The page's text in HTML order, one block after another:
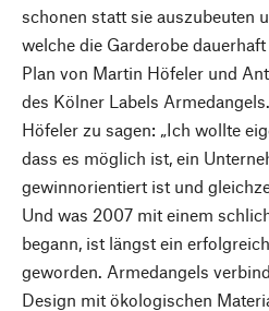
schonen statt sie auszubeuten
welche die Garderobe
Plan von Martin Höfeler und
des Kölner Labels
Höfeler zu sagen: „Ich wollte
dass es möglich ist, ein
gewinnorientiert ist und
Und was 2007 mit einem
begann, ist längst ein
geworden. Armedangels
Design mit ökologischen